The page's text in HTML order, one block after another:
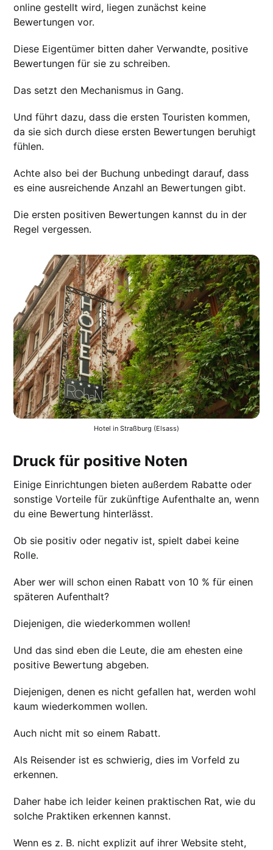
online gestellt wird, liegen zunächst keine
Bewertungen vor.
Diese Eigentümer bitten daher Verwandte, positive
Bewertungen für sie zu schreiben.
Das setzt den Mechanismus in Gang.
Und führt dazu, dass die ersten Touristen kommen,
da sie sich durch diese ersten Bewertungen beruhigt
fühlen.
Achte also bei der Buchung unbedingt darauf, dass
es eine ausreichende Anzahl an Bewertungen gibt.
Die ersten positiven Bewertungen kannst du in der
Regel vergessen.
Hotel in Straßburg (Elsass)
Druck für positive Noten
Einige Einrichtungen bieten außerdem Rabatte oder
sonstige Vorteile für zukünftige Aufenthalte an, wenn
du eine Bewertung hinterlässt.
Ob sie positiv oder negativ ist, spielt dabei keine
Rolle.
Aber wer will schon einen Rabatt von 10 % für einen
späteren Aufenthalt?
Diejenigen, die wiederkommen wollen!
Und das sind eben die Leute, die am ehesten eine
positive Bewertung abgeben.
Diejenigen, denen es nicht gefallen hat, werden wohl
kaum wiederkommen wollen.
Auch nicht mit so einem Rabatt.
Als Reisender ist es schwierig, dies im Vorfeld zu
erkennen.
Daher habe ich leider keinen praktischen Rat, wie du
solche Praktiken erkennen kannst.
Wenn es z. B. nicht explizit auf ihrer Website steht,